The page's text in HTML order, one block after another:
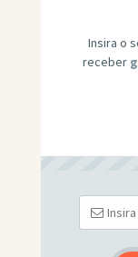
Insira o
receber